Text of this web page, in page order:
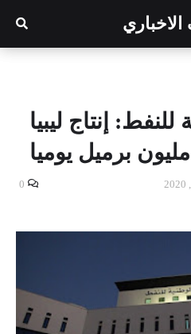
إنتاج ليبيا
برميل يوميا
0